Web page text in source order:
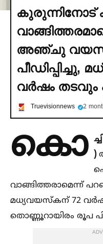
കുരുന്നിനോട്
അഞ്ചു
പീഡിപ്പിച്ചു,
വ‍‍ര്‍ഷം തടവും
Truevisionnews 2
കൊ )
വാങ്ങിത്തരാമെന്ന്
മധ്യവയസ്കന് 72
തൊണ്ണൂറായിരം രൂപ